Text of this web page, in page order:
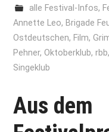
alle Festival-Infos,
Annette Leo, Brigade
Ostdeutschen, Film,
Pehner,Oktoberklub,rbb,
Singeklub
Aus dem